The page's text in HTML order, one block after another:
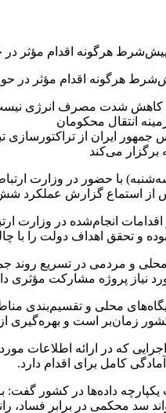
هرگونه اقدام مؤثر در
کاهش شدت مصرف انرژی
انتقال محکومان
ایران از تراکتورسازی
استماع گزارش عملکرد
انجام‌شده در وزارت
و تحقق اهداف دولت را
محلی و مردمی در تسریع
نیاز پروژه مشارکت مؤثری
محلی و تقسیم‌بندی
زمان‌بر است و بهره‌گیری
که در ارائه اطلاعات
کامل برای اقدام دارد.
داده‌ها در کشور گفت:
سد محکمی در برابر فساد،